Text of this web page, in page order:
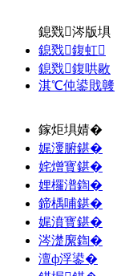
鎴戣涔版埧
鎴戣鍑虹
鎴戣鍑哄敭
淇℃伅鍙戝竷
鎵炬埧婧�
娓濅腑鍖�
姹熷寳鍖�
娌欏潽鍧�
鍗楀哺鍖�
娓濆寳鍖�
涔濋緳鍧�
澶ф浮鍙�